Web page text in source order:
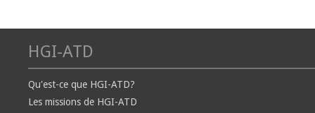
HGI-ATD
Qu'est-ce que HGI-ATD?
Les missions de HGI-ATD